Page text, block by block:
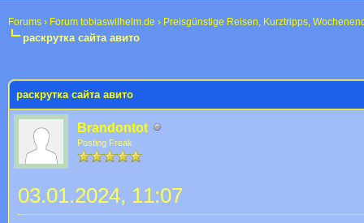
Forums › Forum tobiaswilhelm.de › Preisgünstige Reisen, Kurztripps,
раскрутка сайта авито
раскрутка сайта авито
Brandontot
Posting Freak
03.01.2024, 11:07